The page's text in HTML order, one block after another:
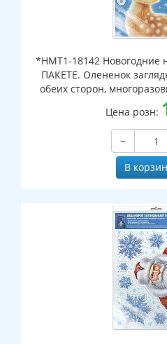
*НМТ1-18142 Новогодние
ПАКЕТЕ. Олененок
обеих сторон,
упаковке, с
Цена розн:
−
В